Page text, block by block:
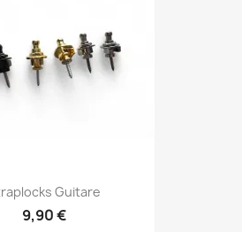
Guitare
9,90 €